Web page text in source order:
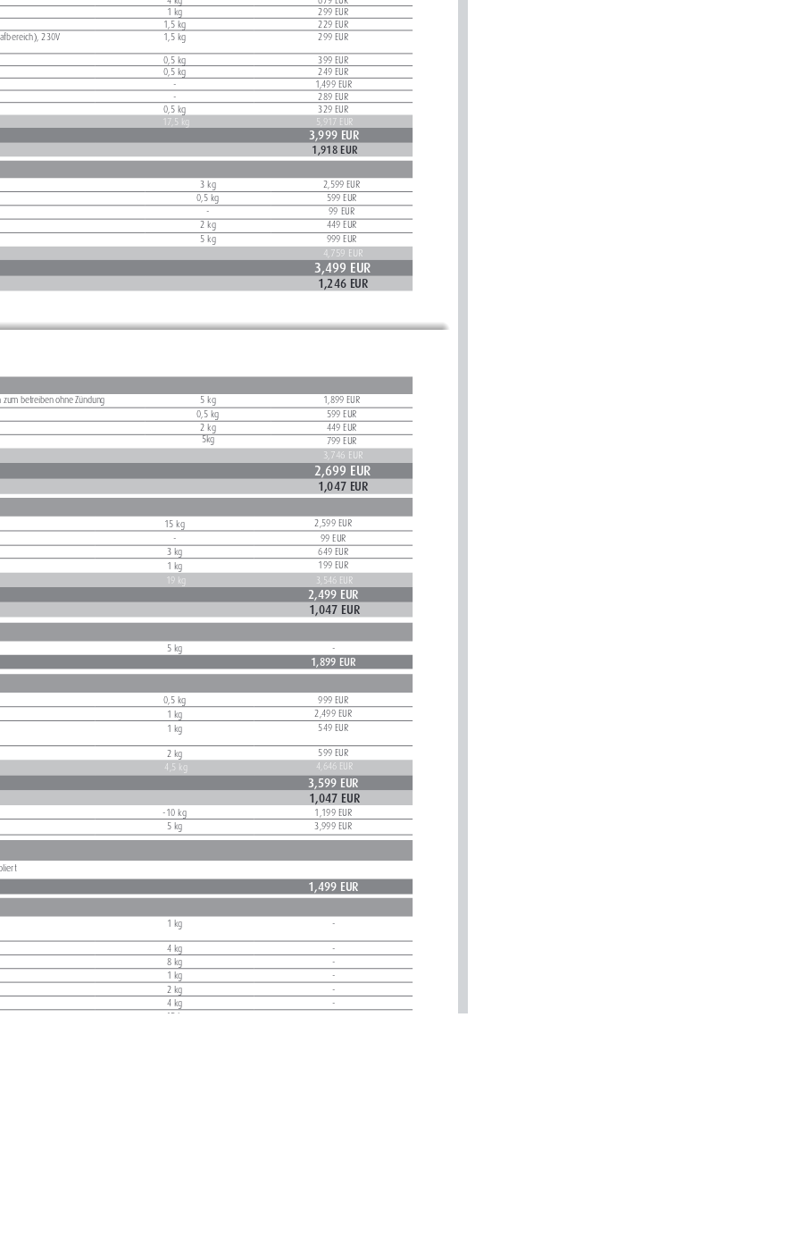
1 kg
299 EUR
1,5 kg
229 EUR
230V
1,5 kg 299 EUR
0,5 kg
399 EUR
0,5 kg
249 EUR
-
1,499 EUR
-
289 EUR
0,5 kg
329 EUR
17,5 kg
5,917 EUR
3,999 EUR
1,918 EUR
3 kg
2,599 EUR
0,5 kg
599 EUR
-
99 EUR
2 kg
449 EUR
5 kg
999 EUR
4,759 EUR
3,499 EUR
1,246 EUR
15 kg
2,599 EUR
-
99 EUR
3 kg
649 EUR
1 kg
199 EUR
19 kg
3,546 EUR
2,499 EUR
1,047 EUR
5 kg -
1,899 EUR
0,5 kg
999 EUR
1 kg
2,499 EUR
1 kg 549 EUR
2 kg
599 EUR
4,5 kg
4,646 EUR
3,599 EUR
1,047 EUR
-10 kg
1,199 EUR
5 kg
3,999 EUR
1,499 EUR
1 kg -
4 kg
-
8 kg
-
1 kg
-
2 kg
-
4 kg
-
-15 kg
zum betreiben ohne Zündung 5 kg
1,899 EUR
0,5 kg
599 EUR
2 kg
449 EUR
5kg
799 EUR
3,746 EUR
2,699 EUR
1,047 EUR